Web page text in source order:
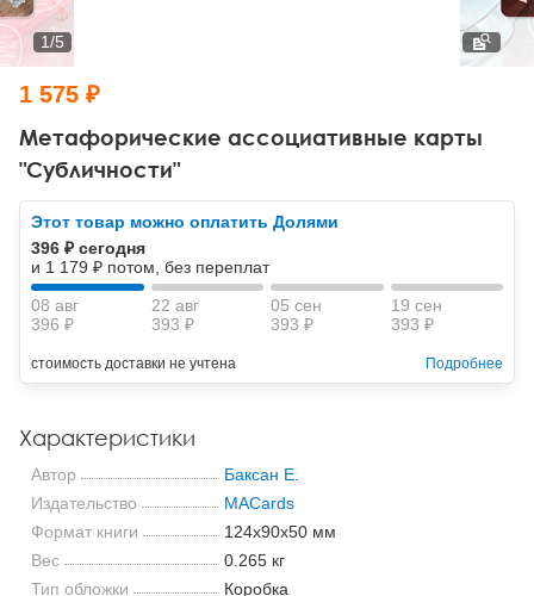
Тревожные расстройства, панические атаки
Психодрама
Другие направления психотерапии
Классический, эриксоновский гипноз и НЛП
НЛП
Психология труда и эргономика
Социальная психология
Социальная и организационная психология
Классический и юнгианский психоанализ
Метафорические ассоциативные карты
"Субличности"
1/5
1 575 ₽
Этот товар можно оплатить Долями
396 ₽ сегодня
и 1 179 ₽ потом, без переплат
08 авг
396 ₽
22 авг
393 ₽
05 сен
393 ₽
19 сен
393 ₽
стоимость доставки не учтена Подробнее
Характеристики
Автор
Баксан Е.
Издательство
MACards
Формат книги
124x90x50 мм
Вес
0.265 кг
Тип обложки
Коробка